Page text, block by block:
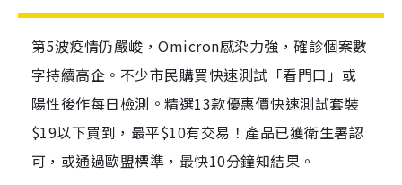
第5波疫情仍嚴峻，Omicron感染力強，確診個案數
字持續高企。不少市民購買快速測試「看門口」或
陽性後作每日檢測。精選13款優惠價快速測試套裝
$19以下買到，最平$10有交易！產品已獲衛生署認
可，或通過歐盟標準，最快10分鐘知結果。